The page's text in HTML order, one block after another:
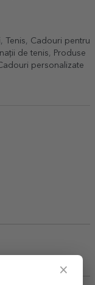
, Tenis, Cadouri pentru
de tenis, Produse
personalizate
×